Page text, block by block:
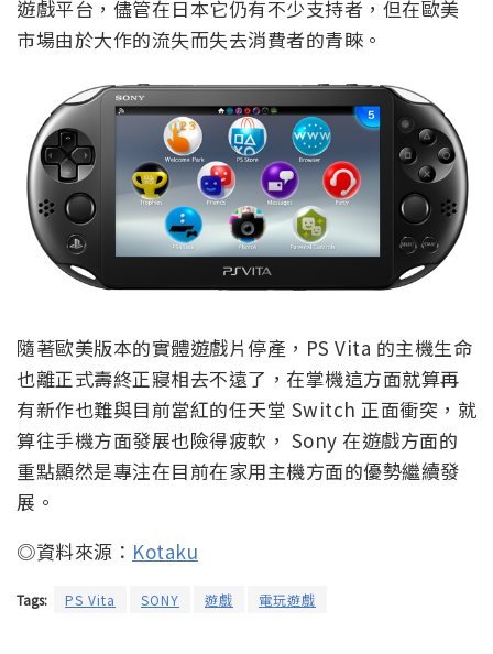
遊戲平台，儘管在日本它仍有不少支持者，但在歐美
市場由於大作的流失而失去消費者的青睞。
隨著歐美版本的實體遊戲片停產，PS Vita 的主機生命
也離正式壽終正寢相去不遠了，在掌機這方面就算再
有新作也難與目前當紅的任天堂 Switch 正面衝突，就
算往手機方面發展也險得疲軟， Sony 在遊戲方面的
重點顯然是專注在目前在家用主機方面的優勢繼續發
展。
◎資料來源： Kotaku
Tags: PS Vita SONY 遊戲 電玩遊戲